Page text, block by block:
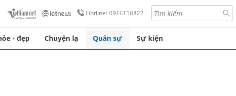
Hotline: 0916118822
- đẹp Chuyện lạ Quân sự Sự kiện